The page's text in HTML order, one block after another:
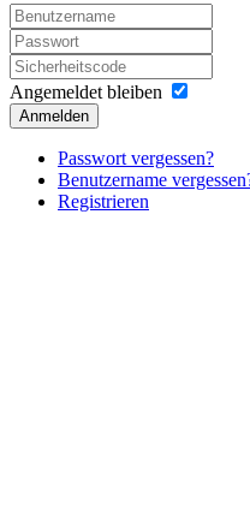
Angemeldet bleiben
Anmelden
Passwort vergessen?
Benutzername
Registrieren